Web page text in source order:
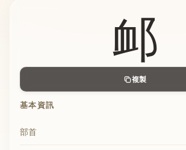
䘏
複製
基本資訊
部首